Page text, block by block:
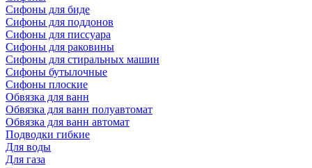
Сифoны для биде
Сифoны для поддонов
Сифoны для писсуара
Сифоны для раковины
Сифоны для стиральных машин
Сифоны бутылочные
Сифоны плоские
Обвязка для ванн
Обвязка для ванн полуавтомат
Обвязка для ванн автомат
Подводки гибкие
Для воды
Для газа